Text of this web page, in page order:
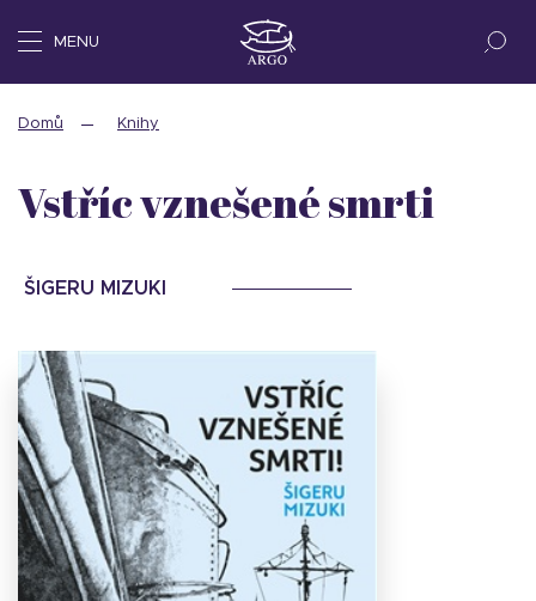
MENU
Domů Knihy
Vstříc vznešené smrti
ŠIGERU MIZUKI